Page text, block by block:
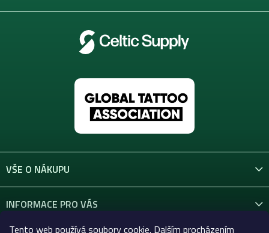
Tento web používá soubory cookie. Dalším procházením
VŠE O NÁKUPU
INFORMACE PRO VÁS